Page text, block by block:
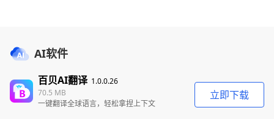
AI软件
百贝AI翻译1.0.0.26
70.5 MB
一键翻译全球语言，轻松拿捏上下文
立即下载